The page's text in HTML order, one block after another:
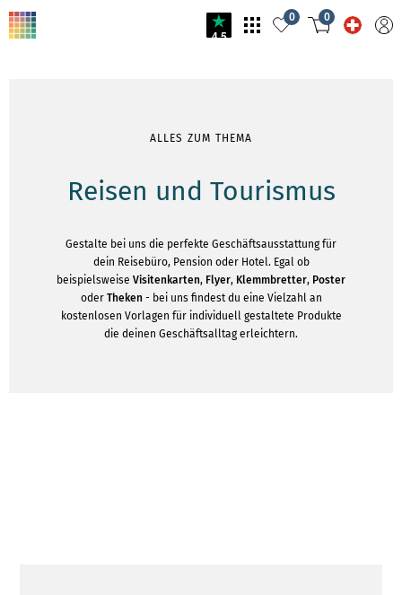
4.5
0 0
ALLES ZUM THEMA
Reisen und Tourismus
Gestalte bei uns die perfekte Geschäftsausstattung für
dein Reisebüro, Pension oder Hotel. Egal ob
beispielsweise Visitenkarten, Flyer, Klemmbretter, Poster
oder Theken- bei uns findest du eine Vielzahl an
kostenlosen Vorlagen für individuell gestaltete Produkte
die deinen Geschäftsalltag erleichtern.